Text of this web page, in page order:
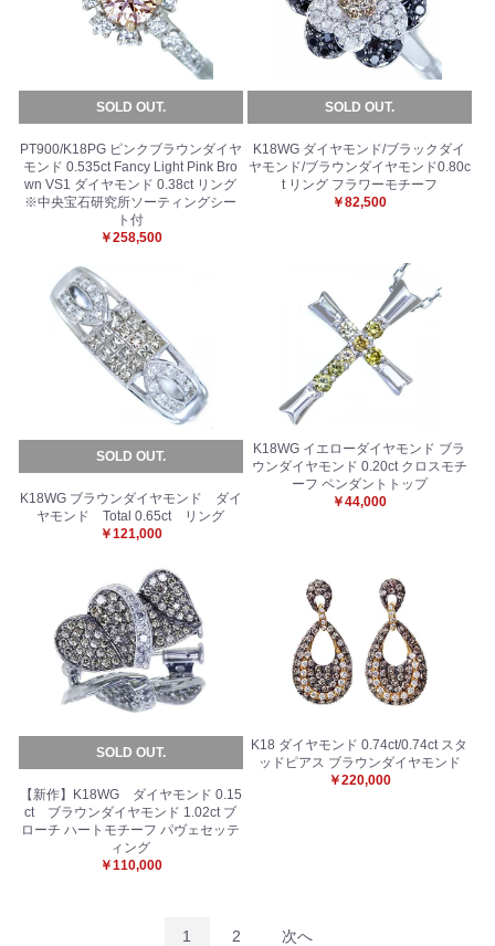
SOLD OUT.
PT900/K18PG ピンクブラウンダイヤ
モンド 0.535ct Fancy Light Pink Bro
wn VS1 ダイヤモンド 0.38ct リング
※中央宝石研究所ソーティングシー
ト付
￥258,500
SOLD OUT.
K18WG ダイヤモンド/ブラックダイ
ヤモンド/ブラウンダイヤモンド0.80c
t リング フラワーモチーフ
￥82,500
SOLD OUT.
K18WG ブラウンダイヤモンド ダイ
ヤモンド Total 0.65ct リング
￥121,000
K18WG イエローダイヤモンド ブラ
ウンダイヤモンド 0.20ct クロスモチ
ーフ ペンダントトップ
￥44,000
SOLD OUT.
【新作】K18WG ダイヤモンド 0.15
ct ブラウンダイヤモンド 1.02ct ブ
ローチ ハートモチーフ パヴェセッテ
ィング
￥110,000
K18 ダイヤモンド 0.74ct/0.74ct スタ
ッドピアス ブラウンダイヤモンド
￥220,000
1 2 次へ